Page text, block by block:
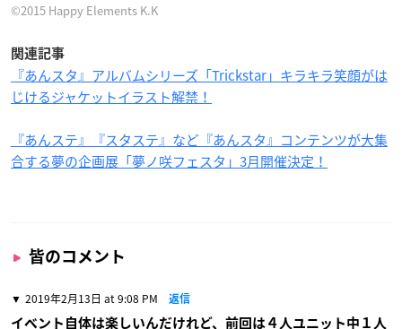
©2015 Happy Elements K.K
関連記事
『あんスタ』アルバムシリーズ「Trickstar」キラキラ笑顔がは
じけるジャケットイラスト解禁！
『あんステ』『スタステ』など『あんスタ』コンテンツが大集
合する夢の企画展「夢ノ咲フェスタ」3月開催決定！
皆のコメント
2019年2月13日 at 9:08 PM 返信
イベント自体は楽しいんだけれど、前回は４人ユニット中１人